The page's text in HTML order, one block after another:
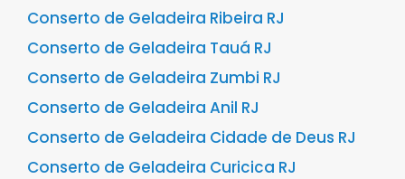
Conserto de Geladeira Ribeira RJ
Conserto de Geladeira Tauá RJ
Conserto de Geladeira Zumbi RJ
Conserto de Geladeira Anil RJ
Conserto de Geladeira Cidade de Deus RJ
Conserto de Geladeira Curicica RJ